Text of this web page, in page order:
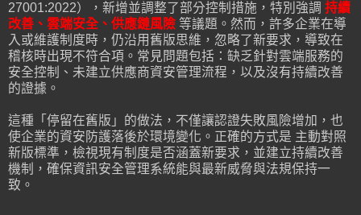
27001:2022），新增並調整了部分控制措施，特別強調 持續
改善、雲端安全、供應鏈風險 等議題。然而，許多企業在導
入或維護制度時，仍沿用舊版思維，忽略了新要求，導致在
稽核時出現不符合項。常見問題包括：缺乏針對雲端服務的
安全控制、未建立供應商資安管理流程，以及沒有持續改善
的證據。
這種「停留在舊版」的做法，不僅讓認證失敗風險增加，也
使企業的資安防護落後於環境變化。正確的方式是 主動對照
新版標準，檢視現有制度是否涵蓋新要求，並建立持續改善
機制，確保資訊安全管理系統能與最新威脅與法規保持一
致。